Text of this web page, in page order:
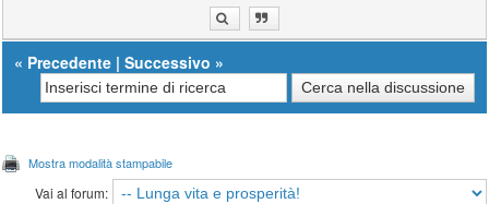
« Precedente |Successivo »
Mostra modalità stampabile
Vai al forum: